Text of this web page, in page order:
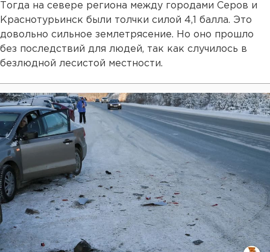
Тогда на севере региона между городами Серов и
Краснотурьинск были толчки силой 4,1 балла. Это
довольно сильное землетрясение. Но оно прошло
без последствий для людей, так как случилось в
безлюдной лесистой местности.